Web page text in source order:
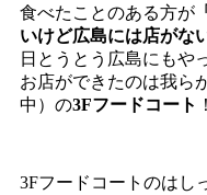
食べたことのある方が
いけど広島には店がな
日とうとう広島にもや
お店ができたのは我ら
中）の3Fフードコート ！
3Fフードコートのはし